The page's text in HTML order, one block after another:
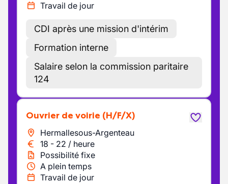
Travail de jour
CDI après une mission d'intérim
Formation interne
Salaire selon la commission paritaire
124
Ouvrier de voirie (H/F/X)
Hermallesous-Argenteau
18 - 22 / heure
Possibilité fixe
A plein temps
Travail de jour